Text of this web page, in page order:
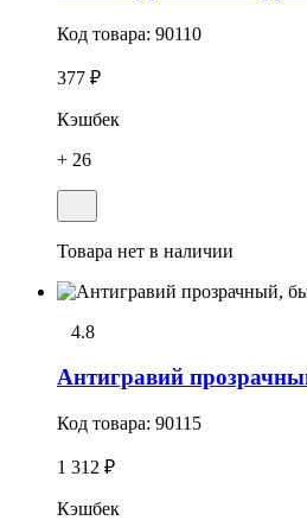
Код товара: 90110
377 ₽
Кэшбек
+ 26
Товара нет в наличии
4.8
Антигравий
Код товара: 90115
1 312 ₽
Кэшбек